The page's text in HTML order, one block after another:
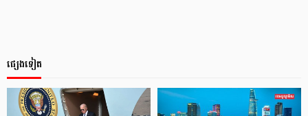
ផ្សេងទៀត